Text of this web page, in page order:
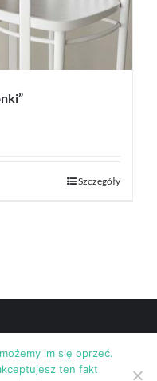
Szczegóły
im się oprzeć.
ten fakt